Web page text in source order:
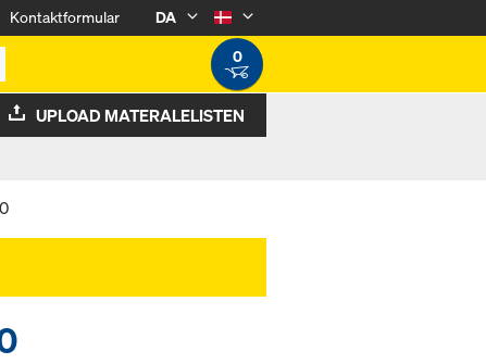
Kontaktformular
DA
0
UPLOAD MATERALELISTEN